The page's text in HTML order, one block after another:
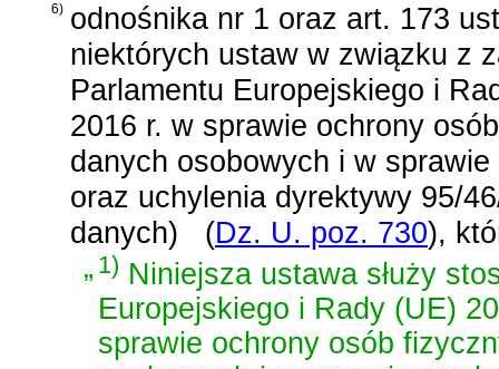
6) odnośnika nr 1 oraz art. 173
niektórych ustaw w związku z
Parlamentu Europejskiego i
2016 r. w sprawie ochrony
danych osobowych i w
oraz uchylenia dyrektywy 95/
danych)
(Dz. U. poz. 730),
„1) Niniejsza ustawa służy
Europejskiego i Rady (UE)
sprawie ochrony osób